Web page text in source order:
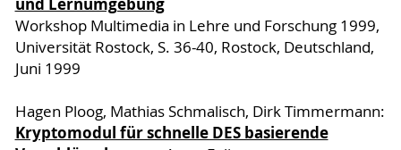
Workshop Multimedia in Lehre und Forschung 1999,
Universität Rostock, S. 36-40, Rostock, Deutschland,
Juni 1999
Hagen Ploog, Mathias Schmalisch, Dirk Timmermann:
Kryptomodul für schnelle DES basierende